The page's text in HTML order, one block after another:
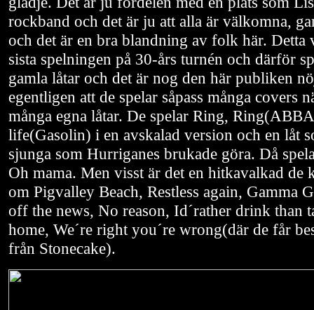
rockband och det är ju att alla är välkomna,
och det är en bra blandning av folk här. Detta
sista spelningen på 30-års turnén och därför
gamla låtar och det är nog den här publiken
egentligen att de spelar såpass många covers
många egna låtar. De spelar Ring,
life(Gasolin) i en avskalad version och en låt
sjunga som Hurriganes brukade göra. Då
Oh mama. Men visst är det en hitkavalkad de
om Pigvalley Beach, Restless again, Gamma
off the news, No reason, Id´rather drink than
home, We´re right you´re wrong(där de får
från Stonecake).